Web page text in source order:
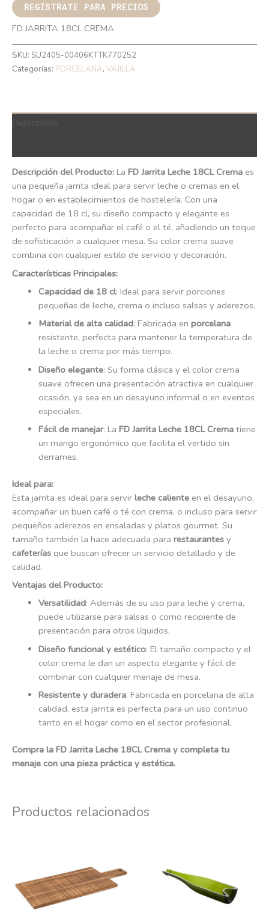
REGÍSTRATE PARA PRECIOS
FD JARRITA 18CL CREMA
SKU: SU2405-00406KTTK770252
Categorías: PORCELANA, VAJILLA
Descripción del Producto: La FD Jarrita Leche 18CL Crema es
una pequeña jarrita ideal para servir leche o cremas en el
hogar o en establecimientos de hostelería. Con una
capacidad de 18 cl, su diseño compacto y elegante es
perfecto para acompañar el café o el té, añadiendo un toque
de sofisticación a cualquier mesa. Su color crema suave
combina con cualquier estilo de servicio y decoración.
Características Principales:
Capacidad de 18 cl: Ideal para servir porciones
pequeñas de leche, crema o incluso salsas y aderezos.
Material de alta calidad: Fabricada en porcelana
resistente, perfecta para mantener la temperatura de
la leche o crema por más tiempo.
Diseño elegante: Su forma clásica y el color crema
suave ofrecen una presentación atractiva en cualquier
ocasión, ya sea en un desayuno informal o en eventos
especiales.
Fácil de manejar: La FD Jarrita Leche 18CL Crematiene
un mango ergonómico que facilita el vertido sin
derrames.
Ideal para:
Esta jarrita es ideal para servir leche caliente en el desayuno,
acompañar un buen café o té con crema, o incluso para servir
pequeños aderezos en ensaladas y platos gourmet. Su
tamaño también la hace adecuada para restaurantes y
cafeterías que buscan ofrecer un servicio detallado y de
calidad.
Ventajas del Producto:
Versatilidad: Además de su uso para leche y crema,
puede utilizarse para salsas o como recipiente de
presentación para otros líquidos.
Diseño funcional y estético: El tamaño compacto y el
color crema le dan un aspecto elegante y fácil de
combinar con cualquier menaje de mesa.
Resistente y duradera: Fabricada en porcelana de alta
calidad, esta jarrita es perfecta para un uso continuo
tanto en el hogar como en el sector profesional.
Compra la FD Jarrita Leche 18CL Crema y completa tu
menaje con una pieza práctica y estética.
Productos relacionados